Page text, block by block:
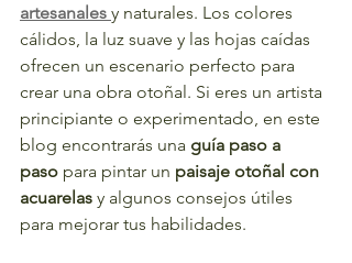
artesanales y naturales. Los colores
cálidos, la luz suave y las hojas caídas
ofrecen un escenario perfecto para
crear una obra otoñal. Si eres un artista
principiante o experimentado, en este
blog encontrarás una guía paso a
paso para pintar un paisaje otoñal con
acuarelas y algunos consejos útiles
para mejorar tus habilidades.